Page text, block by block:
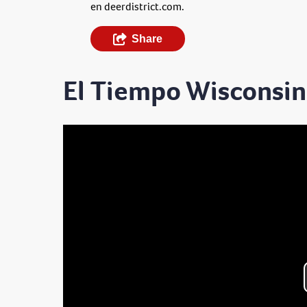
en deerdistrict.com.
Share
El Tiempo Wisconsin